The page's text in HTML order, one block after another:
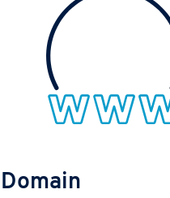
Domain